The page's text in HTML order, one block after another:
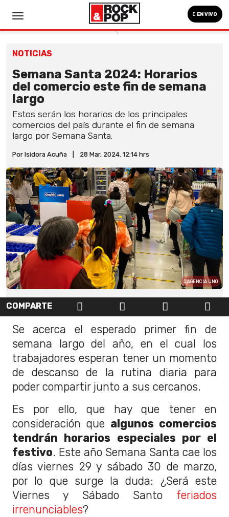
EN VIVO
NOTICIAS
Semana Santa 2024: Horarios
del comercio este fin de semana
largo
Estos serán los horarios de los principales
comercios del país durante el fin de semana
largo por Semana Santa.
Por Isidora Acuña 28 Mar, 2024. 12:14 hrs
AGENCIA UNO
COMPARTE
Se acerca el esperado primer fin de
semana largo del año, en el cual los
trabajadores esperan tener un momento
de descanso de la rutina diaria para
poder compartir junto a sus cercanos.
Es por ello, que hay que tener en
consideración que algunos comercios
tendrán horarios especiales por el
festivo. Este año Semana Santa cae los
días viernes 29 y sábado 30 de marzo,
por lo que surge la duda: ¿Será este
Viernes y Sábado Santo feriados
irrenunciables?